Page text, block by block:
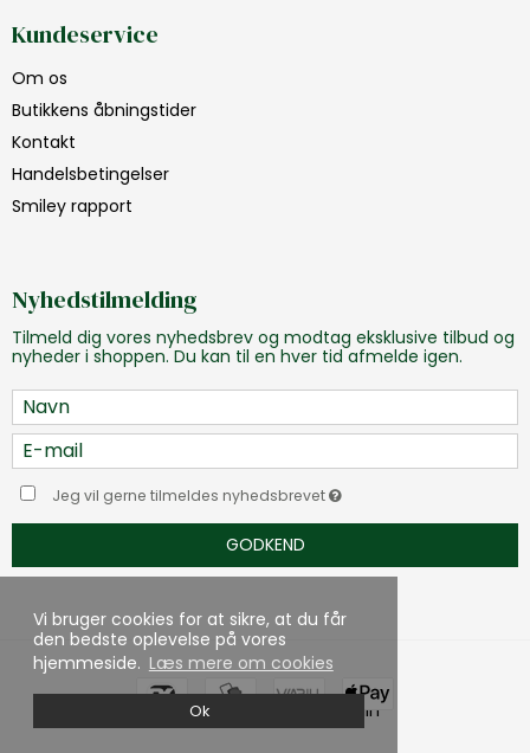
Vi bruger cookies for at sikre, at du får
den bedste oplevelse på vores
hjemmeside. Læs mere om cookies
Ok
Kundeservice
Om os
Butikkens åbningstider
Kontakt
Handelsbetingelser
Smiley rapport
Nyhedstilmelding
Tilmeld dig vores nyhedsbrev og modtag eksklusive tilbud og
nyheder i shoppen. Du kan til en hver tid afmelde igen.
Jeg vil gerne tilmeldes nyhedsbrevet
GODKEND
Skabt med ♥ af DanDomain